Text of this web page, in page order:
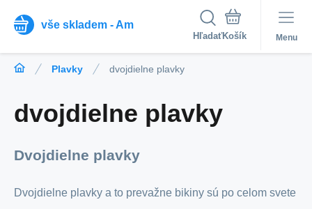
vše skladem - Am
Hľadať Menu
Plavky dvojdielne plavky
dvojdielne plavky
Dvojdielne plavky
Dvojdielne plavky a to prevažne bikiny sú po celom svete